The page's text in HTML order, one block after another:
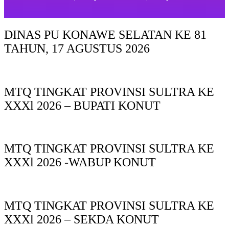
DINAS PU KONAWE SELATAN KE 81
TAHUN, 17 AGUSTUS 2026
MTQ TINGKAT PROVINSI SULTRA KE
XXXl 2026 – BUPATI KONUT
MTQ TINGKAT PROVINSI SULTRA KE
XXXl 2026 -WABUP KONUT
MTQ TINGKAT PROVINSI SULTRA KE
XXXl 2026 – SEKDA KONUT